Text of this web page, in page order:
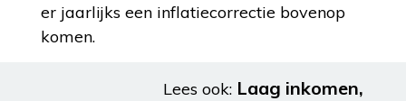
er jaarlijks een inflatiecorrectie bovenop
komen.
Lees ook: Laag inkomen,